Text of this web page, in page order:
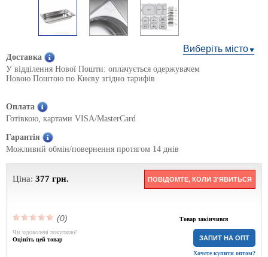
Виберіть місто
Доставка
У відділення Нової Пошти: оплачується одержувачем
Новою Поштою по Києву згідно тарифів
Оплата
Готівкою, картами VISA/MasterCard
Гарантія
Можливий обмін/повернення протягом 14 днів
Ціна: 377 грн. ПОВІДОМТЕ, КОЛИ З'ЯВИТЬСЯ
(0) Товар закінчився
ЗАПИТ НА ОПТ
Хочете купити оптом?
Чи задоволені покупкою?
Оцініть цей товар